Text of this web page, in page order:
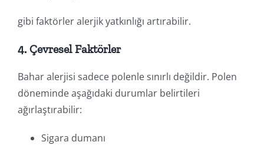
gibi faktörler alerjik yatkınlığı artırabilir.
4. Çevresel Faktörler
Bahar alerjisi sadece polenle sınırlı değildir. Polen
döneminde aşağıdaki durumlar belirtileri
ağırlaştırabilir:
Sigara dumanı